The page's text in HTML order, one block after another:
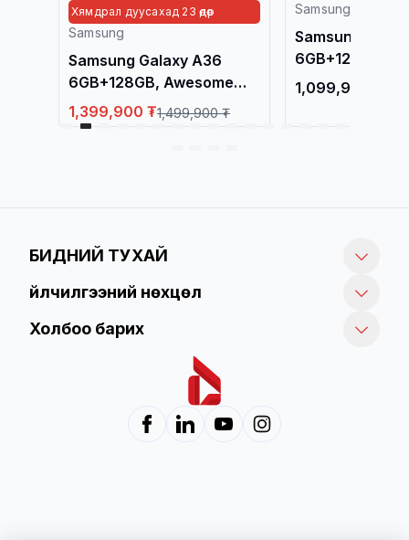
Хямдрал дуусахад 23 өдөр
Samsung
Samsung Galaxy A36
6GB+128GB, Awesome
White
1,399,900 ₮1,499,900 ₮
Samsung
Samsung
6GB+128GB,
1,099,900 ₮
БИДНИЙ ТУХАЙ
Үйлчилгээний нөхцөл
Холбоо барих